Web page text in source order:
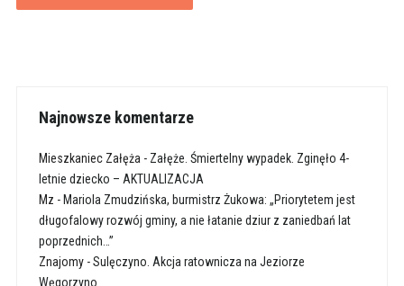
Najnowsze komentarze
Mieszkaniec Załęża - Załęże. Śmiertelny wypadek. Zginęło 4-
letnie dziecko – AKTUALIZACJA
Mz - Mariola Zmudzińska, burmistrz Żukowa: „Priorytetem jest
długofalowy rozwój gminy, a nie łatanie dziur z zaniedbań lat
poprzednich…”
Znajomy-Sulęczyno. Akcja ratownicza na Jeziorze
Węgorzyno